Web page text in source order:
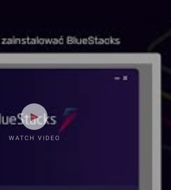
WATCH VIDEO